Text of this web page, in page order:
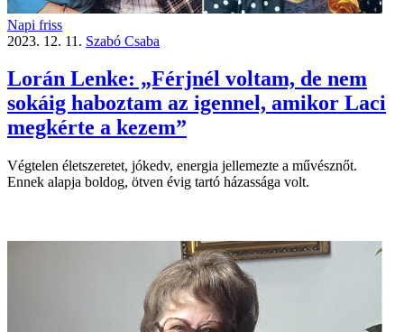
Napi friss
2023. 12. 11. Szabó Csaba
Lorán Lenke: „Férjnél voltam, de nem
sokáig haboztam az igennel, amikor Laci
megkérte a kezem”
Végtelen életszeretet, jókedv, energia jellemezte a művésznőt.
Ennek alapja boldog, ötven évig tartó házassága volt.